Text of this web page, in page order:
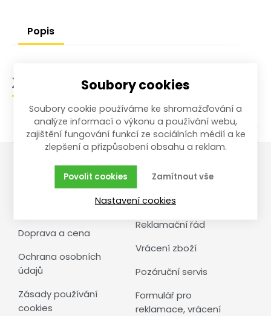
Popis
Zařazení zboží
Vše o nákupu
Doprava a cena
Ochrana osobních
údajů
Zásady používání
cookies
Reklamace,
vrácení, servis
Reklamační řád
Vrácení zboží
Pozáruční servis
Formulář pro
reklamace, vrácení
Soubory cookies
Soubory cookie používáme ke shromažďování a
analýze informací o výkonu a používání webu,
zajištění fungování funkcí ze sociálních médií a ke
zlepšení a přizpůsobení obsahu a reklam.
Zamítnout vše
Povolit cookies
Nastavení cookies